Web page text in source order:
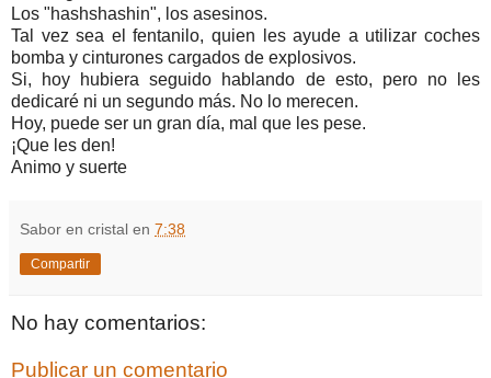
Los "hashshashin", los asesinos.
Tal vez sea el fentanilo, quien les ayude a utilizar coches
bomba y cinturones cargados de explosivos.
Si, hoy hubiera seguido hablando de esto, pero no les
dedicaré ni un segundo más. No lo merecen.
Hoy, puede ser un gran día, mal que les pese.
¡Que les den!
Animo y suerte
Sabor en cristal en 7:38
Compartir
No hay comentarios:
Publicar un comentario